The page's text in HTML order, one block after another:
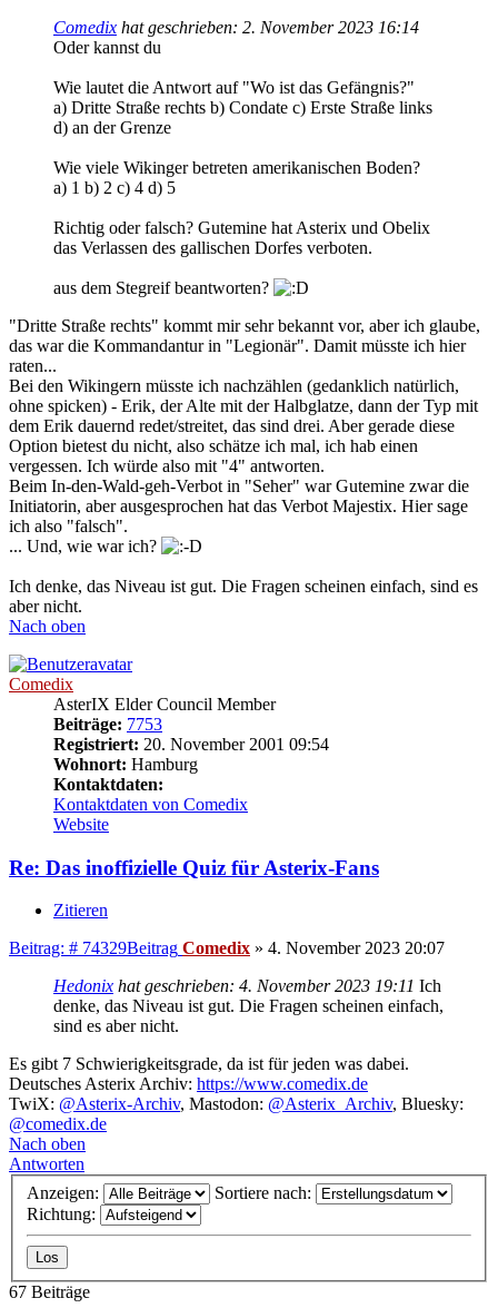
Comedix hat geschrieben: 2. November 2023 16:14
Oder kannst du
Wie lautet die Antwort auf "Wo ist das Gefängnis?"
a) Dritte Straße rechts b) Condate c) Erste Straße links
d) an der Grenze
Wie viele Wikinger betreten amerikanischen Boden?
a) 1 b) 2 c) 4 d) 5
Richtig oder falsch? Gutemine hat Asterix und Obelix
das Verlassen des gallischen Dorfes verboten.
aus dem Stegreif beantworten?
"Dritte Straße rechts" kommt mir sehr bekannt vor, aber ich glaube,
das war die Kommandantur in "Legionär". Damit müsste ich hier
raten...
Bei den Wikingern müsste ich nachzählen (gedanklich natürlich,
ohne spicken) - Erik, der Alte mit der Halbglatze, dann der Typ mit
dem Erik dauernd redet/streitet, das sind drei. Aber gerade diese
Option bietest du nicht, also schätze ich mal, ich hab einen
vergessen. Ich würde also mit "4" antworten.
Beim In-den-Wald-geh-Verbot in "Seher" war Gutemine zwar die
Initiatorin, aber ausgesprochen hat das Verbot Majestix. Hier sage
ich also "falsch".
... Und, wie war ich?
Ich denke, das Niveau ist gut. Die Fragen scheinen einfach, sind es
aber nicht.
Nach oben
Comedix
AsterIX Elder Council Member
Beiträge: 7753
Registriert: 20. November 2001 09:54
Wohnort: Hamburg
Kontaktdaten:
Kontaktdaten von Comedix
Website
Re: Das inoffizielle Quiz für Asterix-Fans
Zitieren
Beitrag: # 74329Beitrag Comedix » 4. November 2023 20:07
Hedonix hat geschrieben: 4. November 2023 19:11 Ich
denke, das Niveau ist gut. Die Fragen scheinen einfach,
sind es aber nicht.
Es gibt 7 Schwierigkeitsgrade, da ist für jeden was dabei.
Deutsches Asterix Archiv: https://www.comedix.de
TwiX: @Asterix-Archiv, Mastodon: @Asterix_Archiv, Bluesky:
@comedix.de
Nach oben
Antworten
Anzeigen:
Sortiere nach:
Richtung:
67 Beiträge